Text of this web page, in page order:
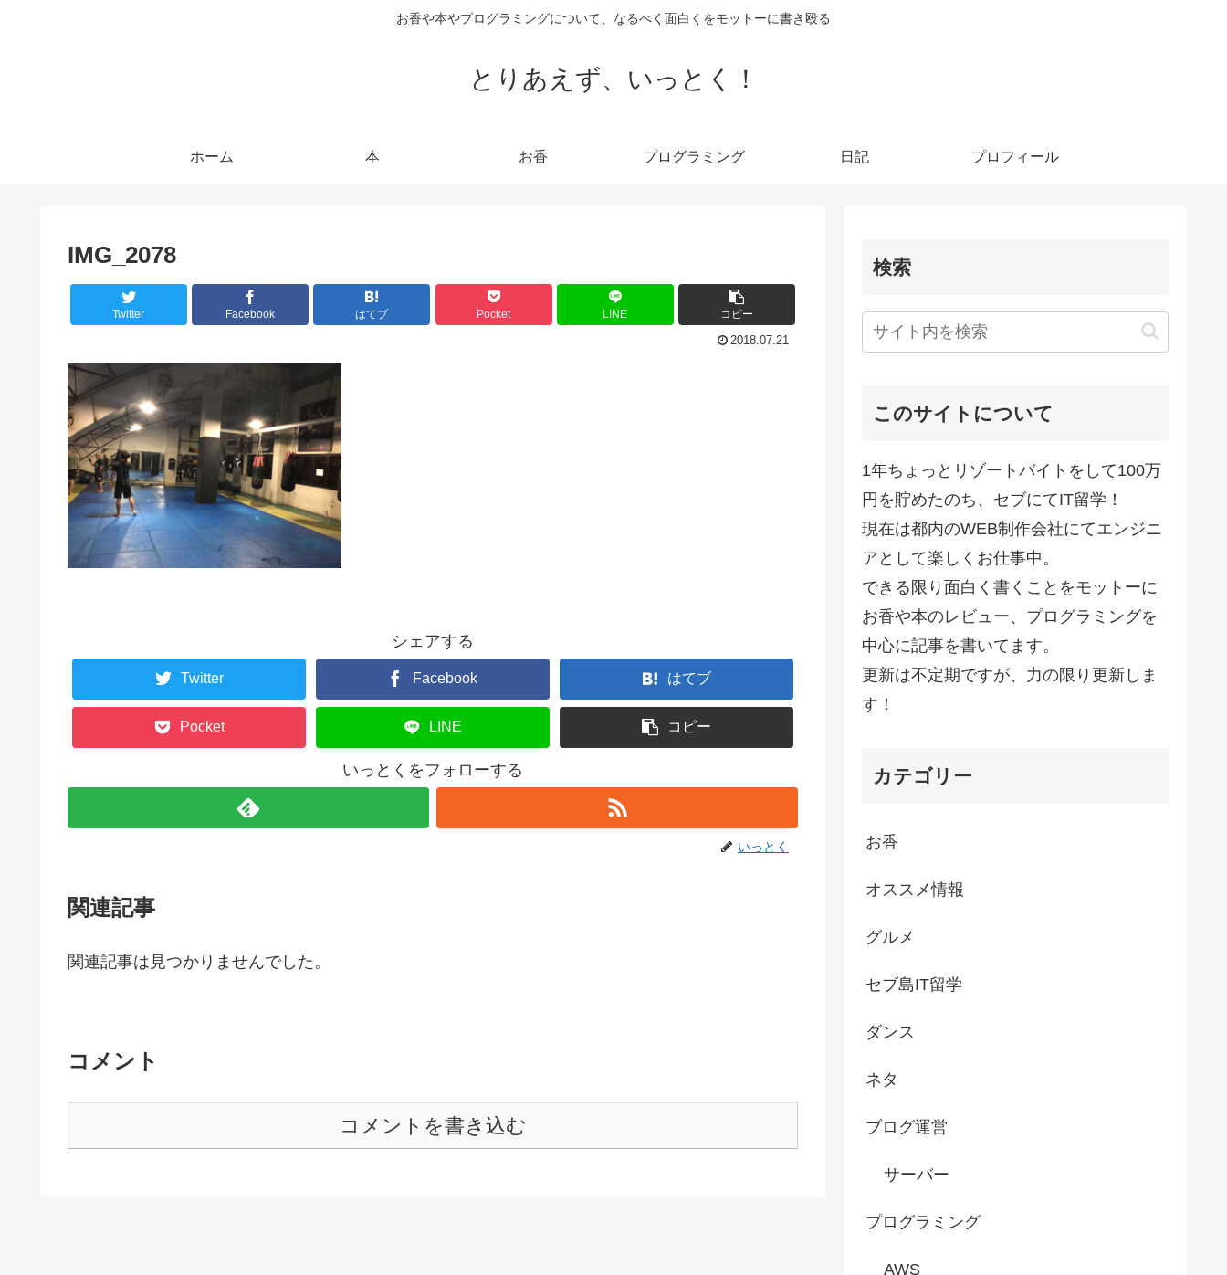
お香や本やプログラミングについて、なるべく面白くをモットーに書き殴る
とりあえず、いっとく！
ホーム 本 お香 プログラミング 日記 プロフィール
IMG_2078
Twitter Facebook はてブ Pocket LINE コピー
2018.07.21
シェアする
Twitter Facebook はてブ
Pocket LINE コピー
いっとくをフォローする
いっとく
関連記事
関連記事は見つかりませんでした。
コメント
コメントを書き込む
検索
このサイトについて
1年ちょっとリゾートバイトをして100万
円を貯めたのち、セブにてIT留学！
現在は都内のWEB制作会社にてエンジニ
アとして楽しくお仕事中。
できる限り面白く書くことをモットーに
お香や本のレビュー、プログラミングを
中心に記事を書いてます。
更新は不定期ですが、力の限り更新しま
す！
カテゴリー
お香
オススメ情報
グルメ
セブ島IT留学
ダンス
ネタ
ブログ運営
サーバー
プログラミング
AWS